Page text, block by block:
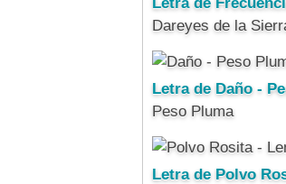
Dareyes de la
Letra de Daño -
Peso Pluma
Letra de Polvo